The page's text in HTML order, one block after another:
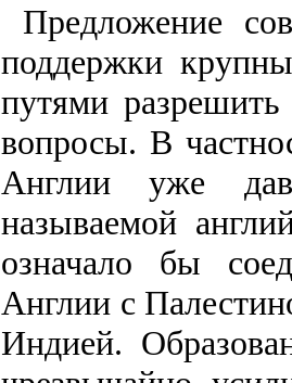
Предложение
поддержки
путями
вопросы. В
Англии уже
называемой
означало бы
Англии с
Индией.